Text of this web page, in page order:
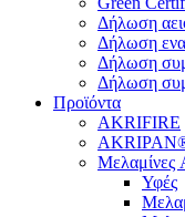
Δήλωση
Δήλωση
Δήλωση
Δήλωση
Προϊόντα
AKRIFIRE
Μελαμίνες
Υφές